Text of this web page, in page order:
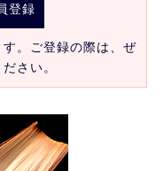
登録
。ご登録の際は、ぜ
さい。